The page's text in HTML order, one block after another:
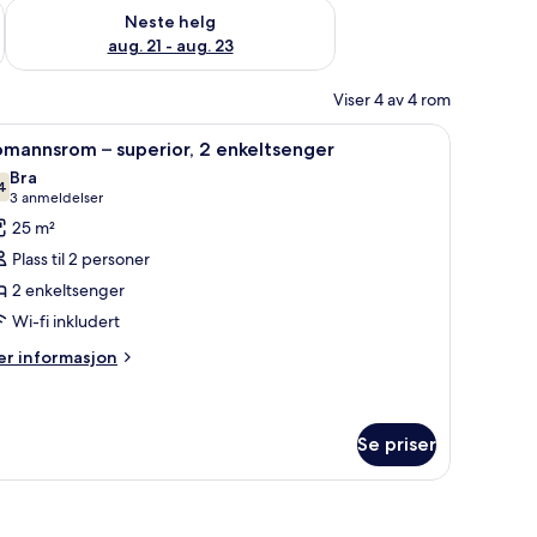
14 - aug. 16
Neste helg
aug. 21 - aug. 23
Sjekk tilgjengelighet for neste helg, aug. 21 - aug. 23
Viser 4 av 4 rom
av topp kvalitet, minibar, safe på rommet og skrivebord
Tomannsrom – superior, 2 enkeltsenger |
11 – superior, 2 enkeltsenger
av 10
Bra
3 anmeldelser
(3
anmeldelser)
25 m²
Plass til 2 personer
2 enkeltsenger
Wi-fi inkludert
informasjon
Se priser